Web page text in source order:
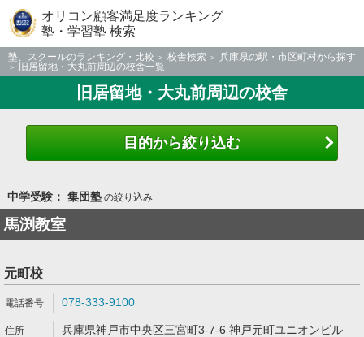
オリコン顧客満足度ランキング
塾・学習塾 検索
塾、スクールのランキング・比較 校舎検索
兵庫県の駅・市区町村から探す
旧居留地・大丸前周辺の校舎一覧
旧居留地・大丸前周辺の校舎
目的から絞り込む
中学受験： 集団塾の絞り込み
馬渕教室
元町校
078-333-9100
兵庫県神戸市中央区三宮町3-7-6 神戸元町ユニオンビル